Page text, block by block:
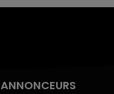
ANNONCEURS